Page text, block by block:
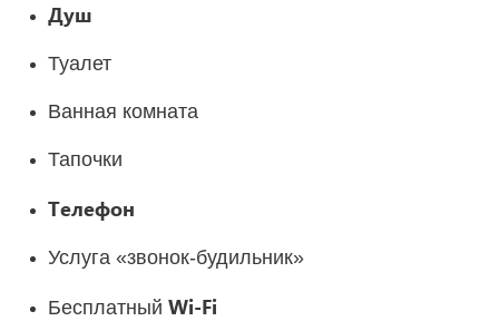
Душ
Туалет
Ванная комната
Тапочки
Телефон
Услуга «звонок-будильник»
Бесплатный Wi-Fi